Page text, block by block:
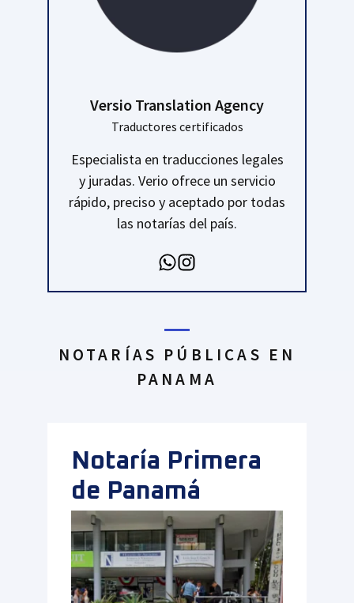
Versio Translation Agency
Traductores certificados
Especialista en traducciones legales
y juradas. Verio ofrece un servicio
rápido, preciso y aceptado por todas
las notarías del país.
NOTARÍAS PÚBLICAS EN
PANAMA
Notaría Primera
de Panamá